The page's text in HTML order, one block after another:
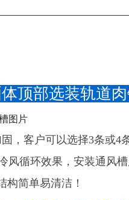
顶部选装轨道
，客户可以选择3条或4
风循环效果，安装通风
简单易清洁！